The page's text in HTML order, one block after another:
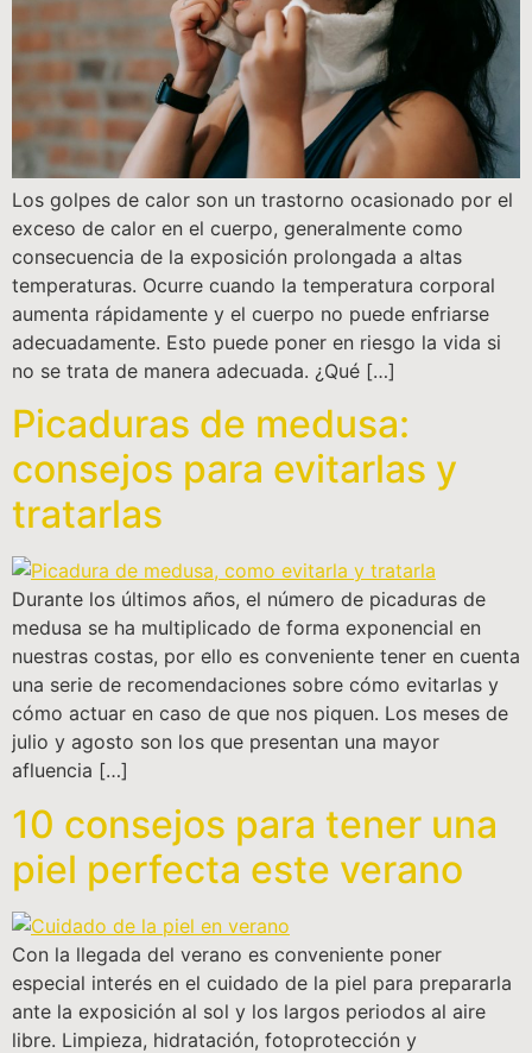
Los golpes de calor son un trastorno ocasionado por el
exceso de calor en el cuerpo, generalmente como
consecuencia de la exposición prolongada a altas
temperaturas. Ocurre cuando la temperatura corporal
aumenta rápidamente y el cuerpo no puede enfriarse
adecuadamente. Esto puede poner en riesgo la vida si
no se trata de manera adecuada. ¿Qué […]
Picaduras de medusa:
consejos para evitarlas y
tratarlas
Durante los últimos años, el número de picaduras de
medusa se ha multiplicado de forma exponencial en
nuestras costas, por ello es conveniente tener en cuenta
una serie de recomendaciones sobre cómo evitarlas y
cómo actuar en caso de que nos piquen. Los meses de
julio y agosto son los que presentan una mayor
afluencia […]
10 consejos para tener una
piel perfecta este verano
Con la llegada del verano es conveniente poner
especial interés en el cuidado de la piel para prepararla
ante la exposición al sol y los largos periodos al aire
libre. Limpieza, hidratación, fotoprotección y